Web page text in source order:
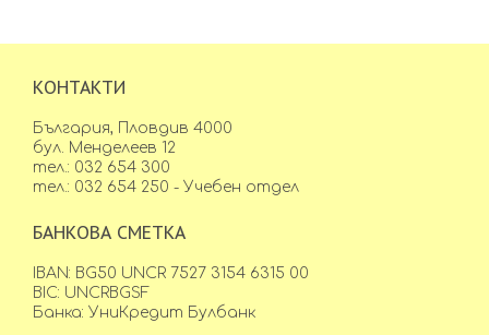
КОНТАКТИ
България, Пловдив 4000
бул. Менделеев 12
тел.: 032 654 300
тел.: 032 654 250 - Учебен отдел
БАНКОВА СМЕТКА
IBAN: BG50 UNCR 7527 3154 6315 00
BIC: UNCRBGSF
Банка: УниКредит Булбанк